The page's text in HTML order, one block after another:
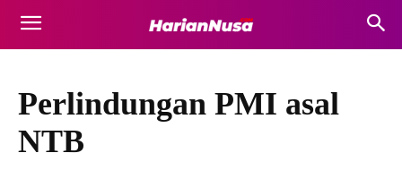
Perlindungan PMI asal
NTB